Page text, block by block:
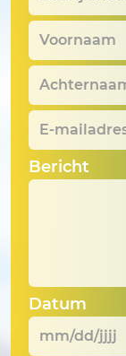
Voornaam
Achternaam
E-
mailadres *
Bericht
Datum